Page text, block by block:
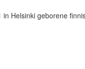
in Helsinki geborene